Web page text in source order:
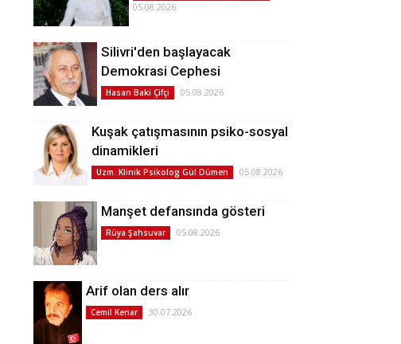
05.08.2026
Silivri'den başlayacak
Demokrasi Cephesi
Hasan Baki Çifçi 05.08.2026
Kuşak çatışmasının psiko-sosyal
dinamikleri
Uzm. Klinik Psikolog Gül Dümen 05.08.2026
Manşet defansında gösteri
Rüya Şahsuvar 05.08.2026
Arif olan ders alır
Cemil Kenar 30.07.2026